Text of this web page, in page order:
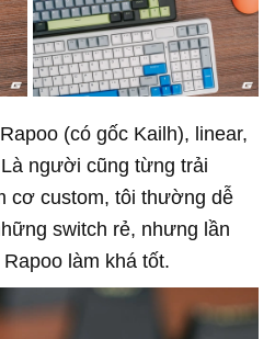
(có gốc Kailh), linear,
người cũng từng trải
cơ custom, tôi thường dễ
switch rẻ, nhưng lần
làm khá tốt.